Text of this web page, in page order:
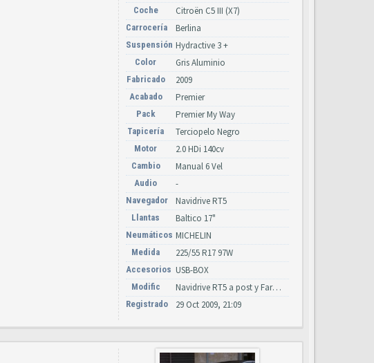
Coche Citroën C5 III (X7)
Carrocería Berlina
Suspensión Hydractive 3 +
Color Gris Aluminio
Fabricado 2009
Acabado Premier
Pack Premier My Way
Tapicería Terciopelo Negro
Motor 2.0 HDi 140cv
Cambio Manual 6 Vel
Audio -
Navegador Navidrive RT5
Llantas Baltico 17"
Neumáticos MICHELIN
Medida 225/55 R17 97W
Accesorios USB-BOX
Modific Navidrive RT5 a post y Faros Xenon led con calculador y lavafaros
Registrado 29 Oct 2009, 21:09